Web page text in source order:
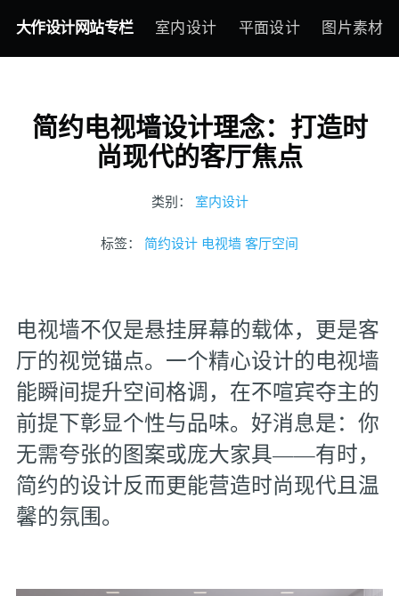
大作设计网站专栏 室内设计 平面设计 图片素材
简约电视墙设计理念：打造时
尚现代的客厅焦点
类别： 室内设计
标签： 简约设计 电视墙 客厅空间
电视墙不仅是悬挂屏幕的载体，更是客
厅的视觉锚点。一个精心设计的电视墙
能瞬间提升空间格调，在不喧宾夺主的
前提下彰显个性与品味。好消息是：你
无需夸张的图案或庞大家具——有时，
简约的设计反而更能营造时尚现代且温
馨的氛围。